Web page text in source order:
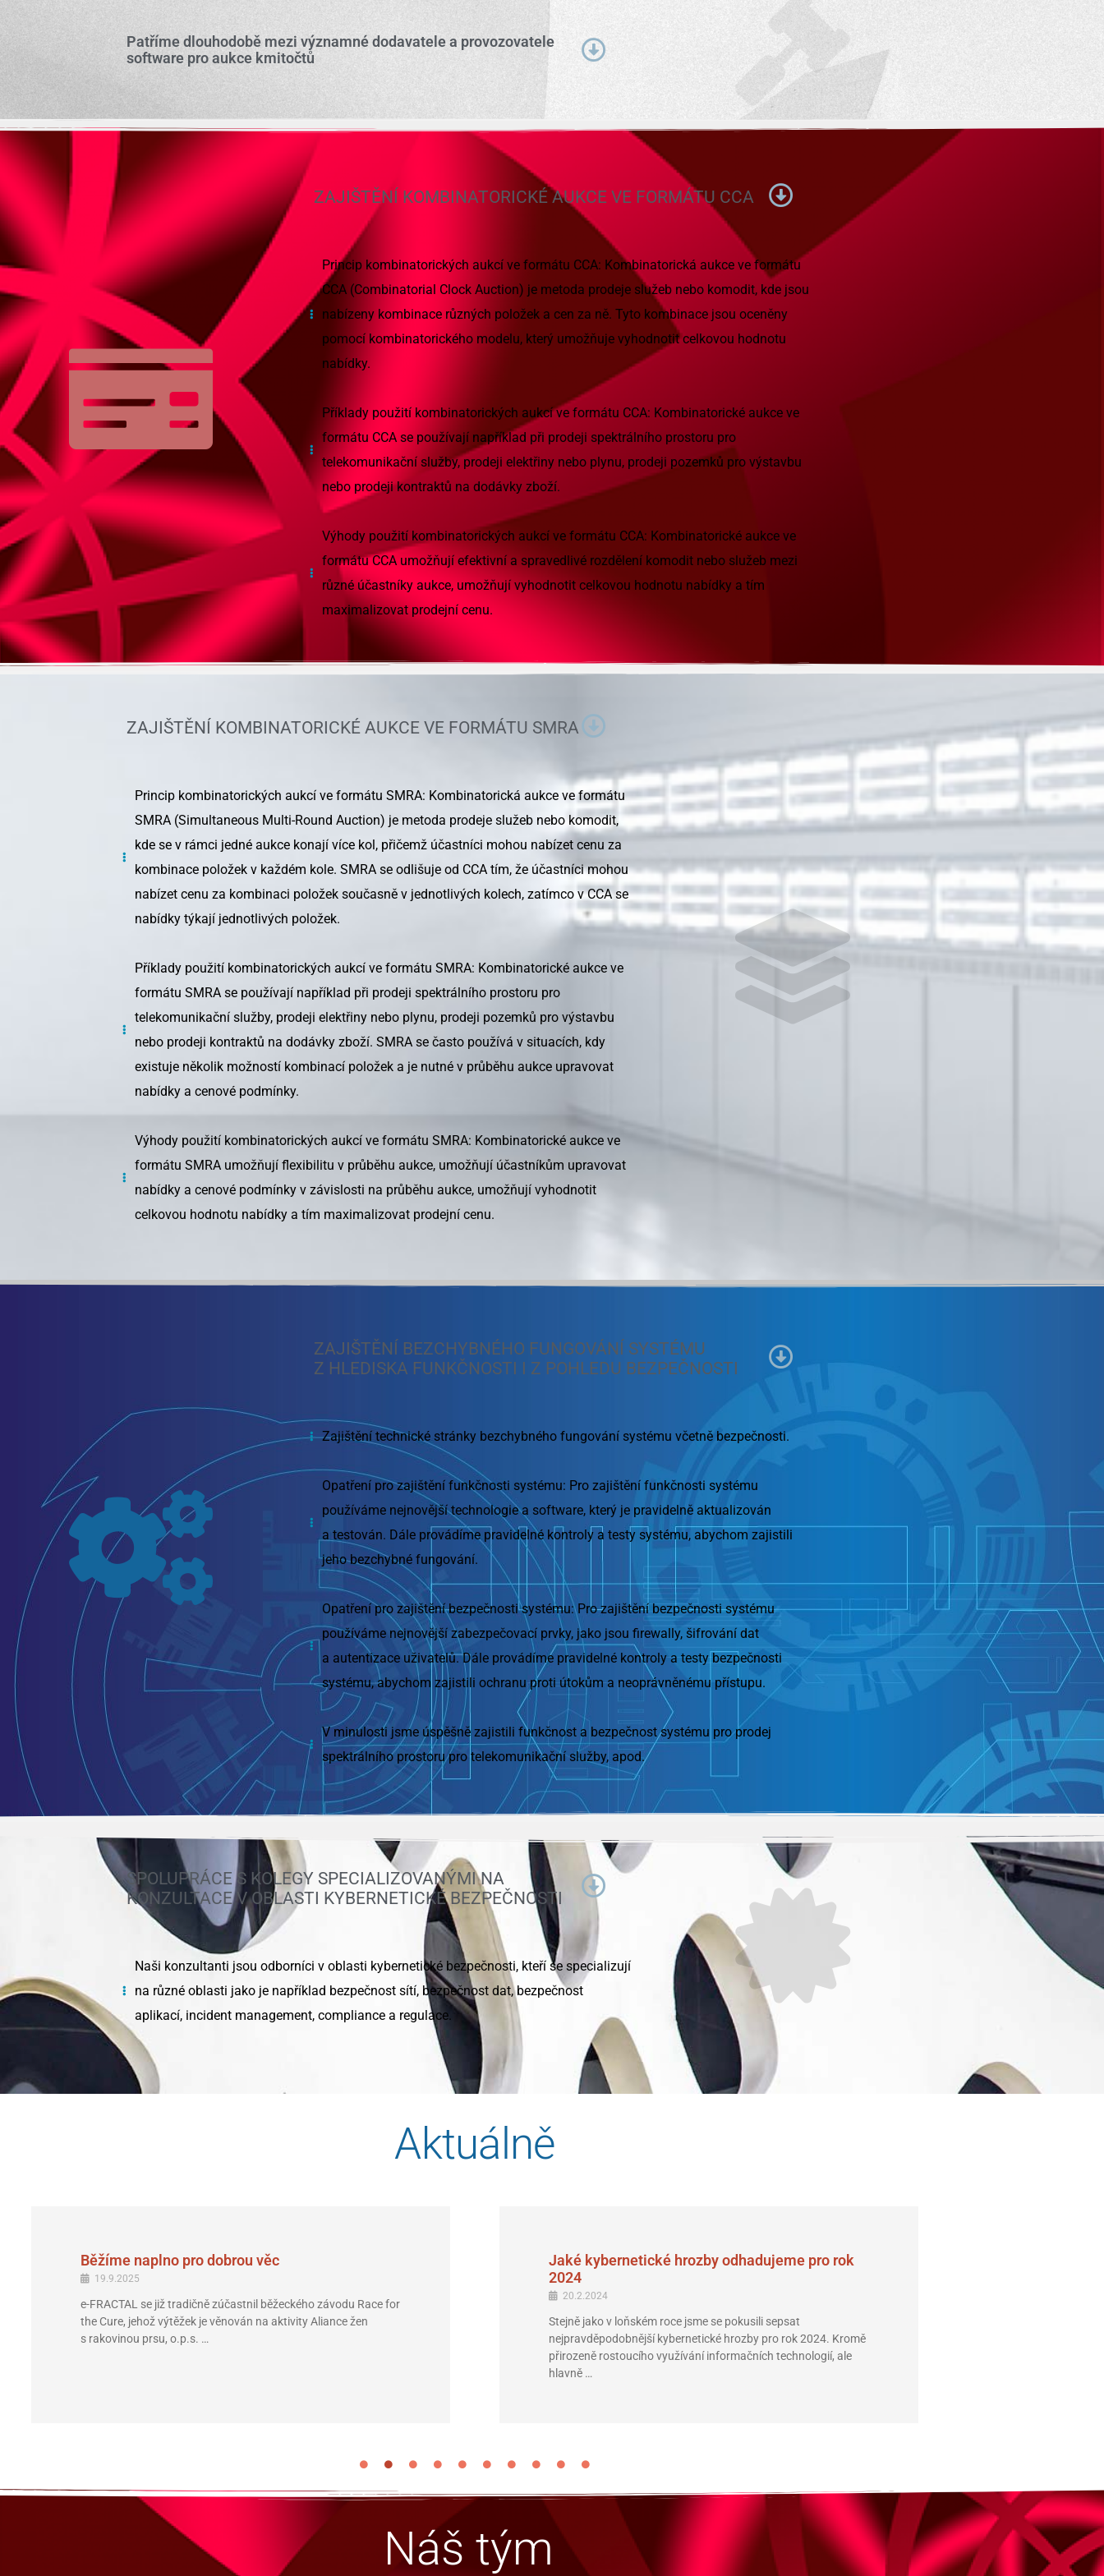
Patříme dlouhodobě mezi významné dodavatele a provozovatele
software pro aukce kmitočtů
ZAJIŠTĚNÍ KOMBINATORICKÉ AUKCE VE FORMÁTU CCA
Princip kombinatorických aukcí ve formátu CCA: Kombinatorická aukce ve formátu
CCA (Combinatorial Clock Auction) je metoda prodeje služeb nebo komodit, kde jsou
nabízeny kombinace různých položek a cen za ně. Tyto kombinace jsou oceněny
pomocí kombinatorického modelu, který umožňuje vyhodnotit celkovou hodnotu
nabídky.
Příklady použití kombinatorických aukcí ve formátu CCA: Kombinatorické aukce ve
formátu CCA se používají například při prodeji spektrálního prostoru pro
telekomunikační služby, prodeji elektřiny nebo plynu, prodeji pozemků pro výstavbu
nebo prodeji kontraktů na dodávky zboží.
Výhody použití kombinatorických aukcí ve formátu CCA: Kombinatorické aukce ve
formátu CCA umožňují efektivní a spravedlivé rozdělení komodit nebo služeb mezi
různé účastníky aukce, umožňují vyhodnotit celkovou hodnotu nabídky a tím
maximalizovat prodejní cenu.
ZAJIŠTĚNÍ KOMBINATORICKÉ AUKCE VE FORMÁTU SMRA
Princip kombinatorických aukcí ve formátu SMRA: Kombinatorická aukce ve formátu
SMRA (Simultaneous Multi-Round Auction) je metoda prodeje služeb nebo komodit,
kde se v rámci jedné aukce konají více kol, přičemž účastníci mohou nabízet cenu za
kombinace položek v každém kole. SMRA se odlišuje od CCA tím, že účastníci mohou
nabízet cenu za kombinaci položek současně v jednotlivých kolech, zatímco v CCA se
nabídky týkají jednotlivých položek.
Příklady použití kombinatorických aukcí ve formátu SMRA: Kombinatorické aukce ve
formátu SMRA se používají například při prodeji spektrálního prostoru pro
telekomunikační služby, prodeji elektřiny nebo plynu, prodeji pozemků pro výstavbu
nebo prodeji kontraktů na dodávky zboží. SMRA se často používá v situacích, kdy
existuje několik možností kombinací položek a je nutné v průběhu aukce upravovat
nabídky a cenové podmínky.
Výhody použití kombinatorických aukcí ve formátu SMRA: Kombinatorické aukce ve
formátu SMRA umožňují flexibilitu v průběhu aukce, umožňují účastníkům upravovat
nabídky a cenové podmínky v závislosti na průběhu aukce, umožňují vyhodnotit
celkovou hodnotu nabídky a tím maximalizovat prodejní cenu.
ZAJIŠTĚNÍ BEZCHYBNÉHO FUNGOVÁNÍ SYSTÉMU
Z HLEDISKA FUNKČNOSTI I Z POHLEDU BEZPEČNOSTI
Zajištění technické stránky bezchybného fungování systému včetně bezpečnosti.
Opatření pro zajištění funkčnosti systému: Pro zajištění funkčnosti systému
používáme nejnovější technologie a software, který je pravidelně aktualizován
a testován. Dále provádíme pravidelné kontroly a testy systému, abychom zajistili
jeho bezchybné fungování.
Opatření pro zajištění bezpečnosti systému: Pro zajištění bezpečnosti systému
používáme nejnovější zabezpečovací prvky, jako jsou firewally, šifrování dat
a autentizace uživatelů. Dále provádíme pravidelné kontroly a testy bezpečnosti
systému, abychom zajistili ochranu proti útokům a neoprávněnému přístupu.
V minulosti jsme úspěšně zajistili funkčnost a bezpečnost systému pro prodej
spektrálního prostoru pro telekomunikační služby, apod.
SPOLUPRÁCE S KOLEGY SPECIALIZOVANÝMI NA
KONZULTACE V OBLASTI KYBERNETICKÉ BEZPEČNOSTI
Naši konzultanti jsou odborníci v oblasti kybernetické bezpečnosti, kteří se specializují
na různé oblasti jako je například bezpečnost sítí, bezpečnost dat, bezpečnost
aplikací, incident management, compliance a regulace.
Aktuálně
Běžíme naplno pro dobrou věc
19.9.2025
e-FRACTAL se již tradičně zúčastnil běžeckého závodu Race for
the Cure, jehož výtěžek je věnován na aktivity Aliance žen
s rakovinou prsu, o.p.s. …
Jaké kybernetické hrozby odhadujeme pro rok
2024
20.2.2024
Stejně jako v loňském roce jsme se pokusili sepsat
nejpravděpodobnější kybernetické hrozby pro rok 2024. Kromě
přirozeně rostoucího využívání informačních technologií, ale
hlavně …
Náš tým